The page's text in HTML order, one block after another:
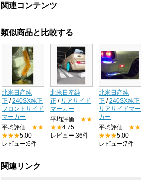
関連コンテンツ
類似商品と比較する
北米日産純
正 /240SX純正
フロントサイド
マーカー
平均評価 : ★★
★★★5.00
レビュー:6件
北米日産純
正 / リアサイド
マーカー
平均評価 : ★★
★★4.75
レビュー:36件
北米日産純
正 /240SX純正
リアサイドマー
カー
平均評価 : ★★
★★★5.00
レビュー:7件
関連リンク